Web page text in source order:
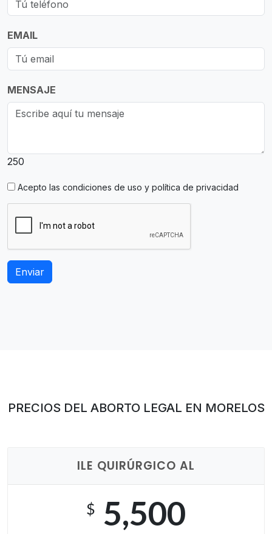
EMAIL
MENSAJE
250
Acepto las condiciones de uso y política de privacidad
PRECIOS DEL ABORTO LEGAL EN MORELOS
ILE QUIRÚRGICO AL
$ 5,500